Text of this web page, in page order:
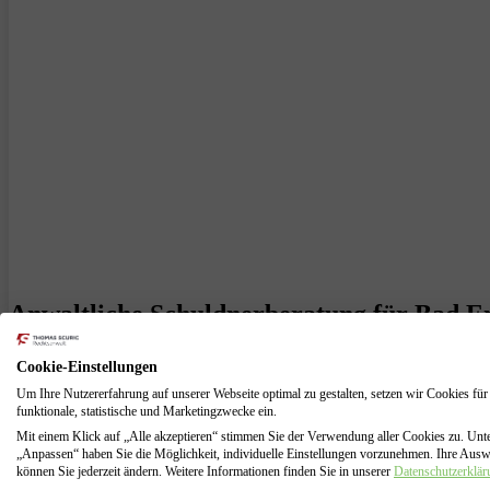
Anwaltliche Schuldnerberatung für Bad
Wenn Sie in Bad Ems mit Schulden überfordert sind und eine
und der Insolvenzberatung. Wir können Ihnen helfen, zur
Wenn Sie sich für einen Neuanfang entscheiden, können wir Sie
Restschuldbefreiung zu beantragen.
Ab dem 17.12.2020 dauert ein Privatinsolvenzverfahren in
Cookie-Einstellungen
Um Ihre Nutzererfahrung auf unserer Webseite optimal zu gestalten, setzen wir Cookies für
funktionale, statistische und Marketingzwecke ein.
Mit einem Klick auf „Alle akzeptieren“ stimmen Sie der Verwendung aller Cookies zu.
„Anpassen“ haben Sie die Möglichkeit, individuelle Einstellungen vorzunehmen. Ihre
können Sie jederzeit ändern. Weitere Informationen finden Sie in unserer